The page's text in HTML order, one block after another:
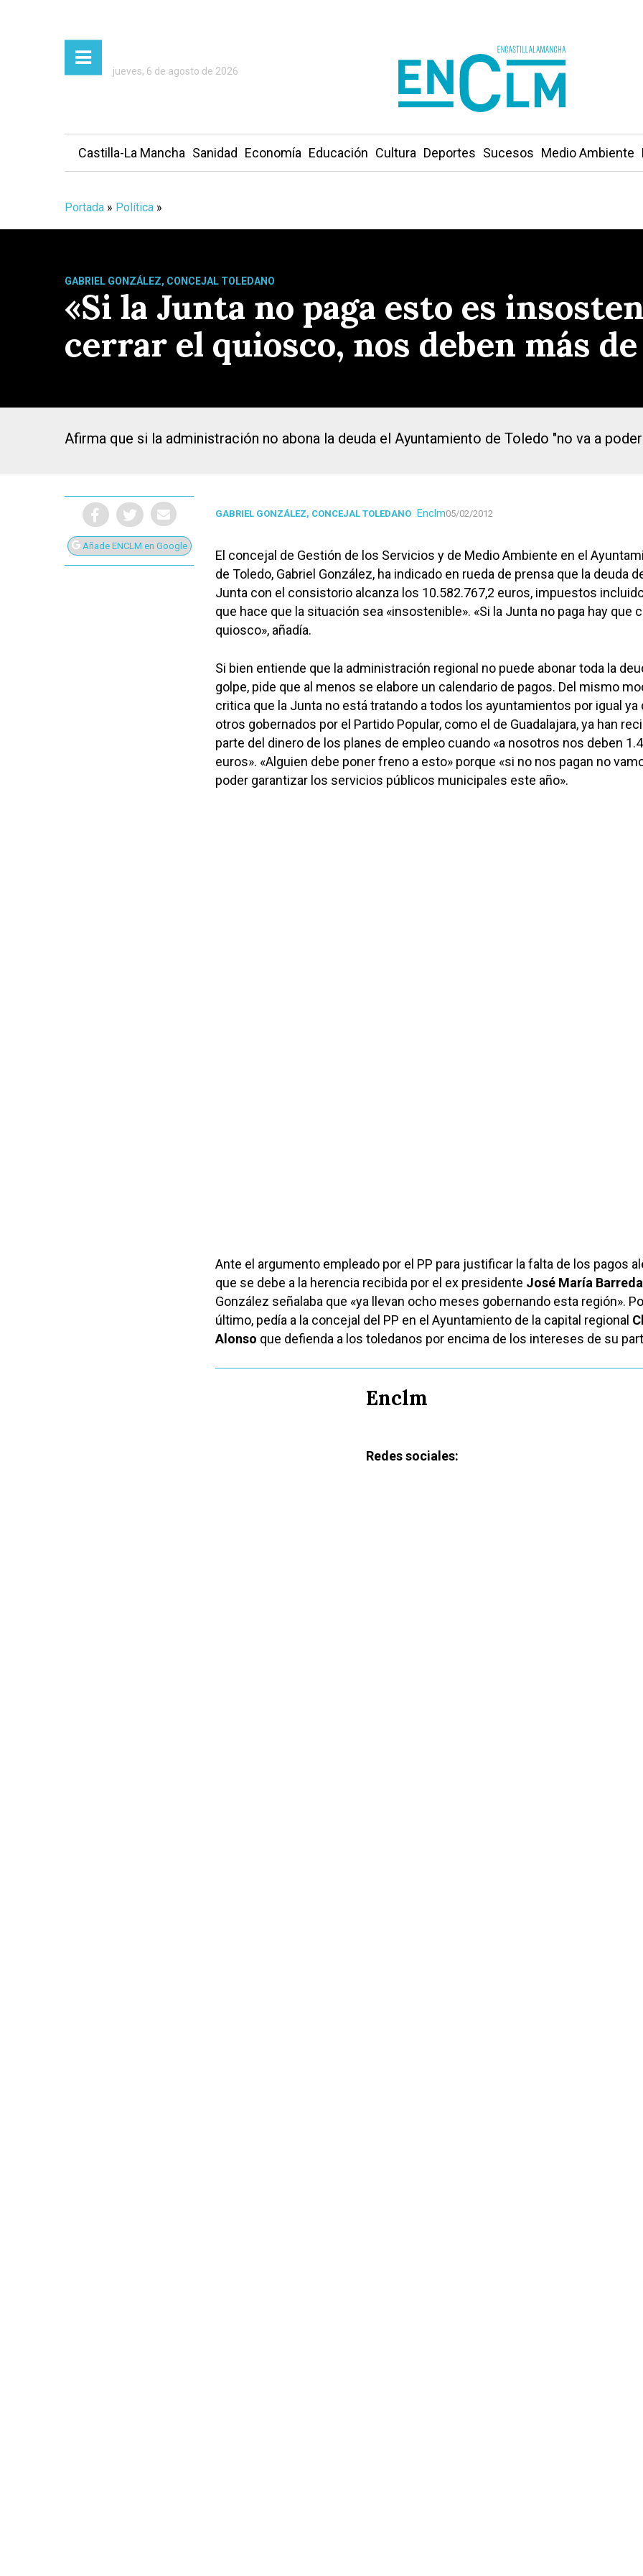
Presiona Intro para buscar o ESC para cerrar
jueves, 6 de agosto de 2026
Castilla-La Mancha Sanidad Economía Educación Cultura Deportes Sucesos Medio Ambiente
Portada » Política »
GABRIEL GONZÁLEZ, CONCEJAL TOLEDANO
«Si la Junta no paga esto es
cerrar el quiosco, nos deben más
Afirma que si la administración no abona la deuda el Ayuntamiento de Toledo "no va a
Añade ENCLM en Google
GABRIEL GONZÁLEZ, CONCEJAL TOLEDANO Enclm05/02/2012
El concejal de Gestión de los Servicios y de Medio Ambiente en el
de Toledo, Gabriel González, ha indicado en rueda de prensa que la deuda
Junta con el consistorio alcanza los 10.582.767,2 euros, impuestos
que hace que la situación sea «insostenible». «Si la Junta no paga hay que
quiosco», añadía.
Si bien entiende que la administración regional no puede abonar toda la
golpe, pide que al menos se elabore un calendario de pagos. Del mismo
critica que la Junta no está tratando a todos los ayuntamientos por igual ya
otros gobernados por el Partido Popular, como el de Guadalajara, ya han
parte del dinero de los planes de empleo cuando «a nosotros nos deben
euros». «Alguien debe poner freno a esto» porque «si no nos pagan no
poder garantizar los servicios públicos municipales este año».
Ante el argumento empleado por el PP para justificar la falta de los pagos
que se debe a la herencia recibida por el ex presidente José María Barreda
González señalaba que «ya llevan ocho meses gobernando esta región».
último, pedía a la concejal del PP en el Ayuntamiento de la capital regional
Alonso que defienda a los toledanos por encima de los intereses de su
Enclm
Redes sociales: